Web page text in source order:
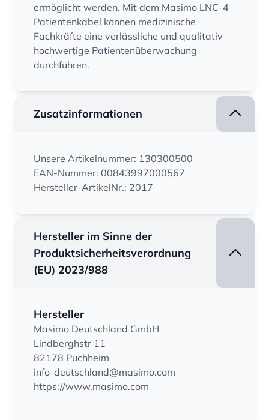
ermöglicht werden. Mit dem Masimo LNC-4
Patientenkabel können medizinische
Fachkräfte eine verlässliche und qualitativ
hochwertige Patientenüberwachung
durchführen.
Zusatzinformationen
Unsere Artikelnummer: 130300500
EAN-Nummer: 00843997000567
Hersteller-ArtikelNr.: 2017
Hersteller im Sinne der
Produktsicherheitsverordnung
(EU) 2023/988
Hersteller
Masimo Deutschland GmbH
Lindberghstr 11
82178 Puchheim
info-deutschland@masimo.com
https://www.masimo.com